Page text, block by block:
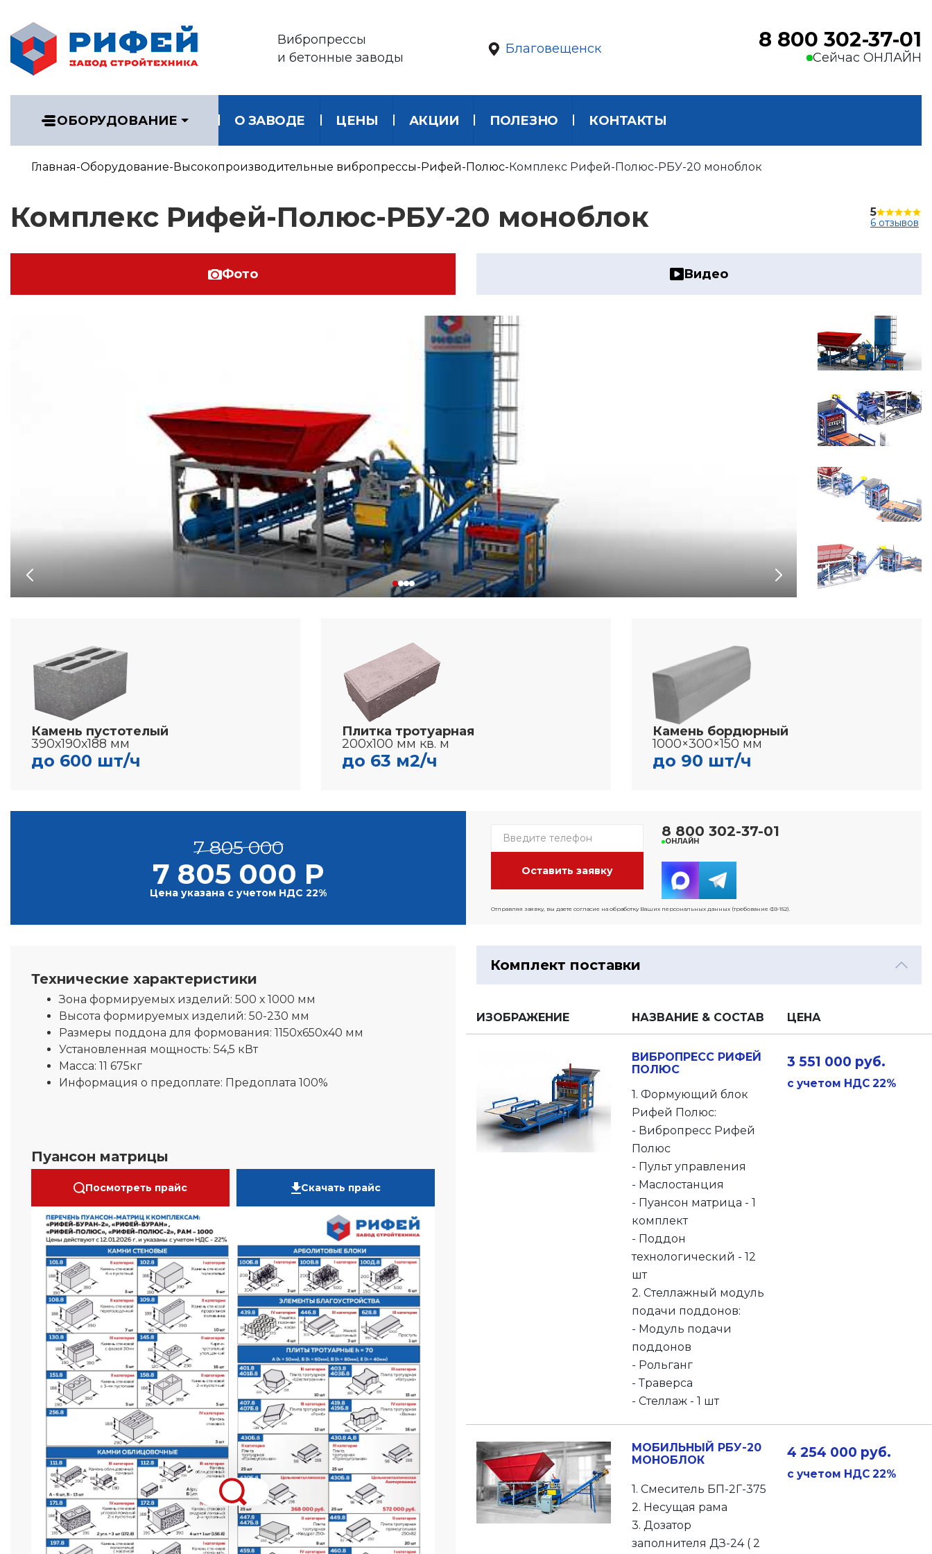
Вибропрессы
и бетонные заводы
Благовещенск 8 800 302-37-01
Сейчас ОНЛАЙН
ОБОРУДОВАНИЕ О ЗАВОДЕ ЦЕНЫ АКЦИИ ПОЛЕЗНО КОНТАКТЫ
Главная Оборудование Высокопроизводительные вибропрессы Рифей-Полюс Комплекс Рифей-Полюс-РБУ-20 моноблок
Комплекс Рифей-Полюс-РБУ-20 моноблок 5
6 отзывов
Фото Видео
Камень пустотелый
390х190х188 мм
до 600 шт/ч
Плитка тротуарная
200х100 мм кв. м
до 63 м2/ч
Камень бордюрный
1000×300×150 мм
до 90 шт/ч
7 805 000
7 805 000 Р
Цена указана с учетом НДС 22%
8 800 302-37-01
ОНЛАЙН
Отправляя заявку, вы даете согласие на обработку Ваших персональных данных (требование ФЗ-152).
Технические характеристики
Зона формируемых изделий: 500 х 1000 мм
Высота формируемых изделий: 50-230 мм
Размеры поддона для формования: 1150х650х40 мм
Установленная мощность: 54,5 кВт
Масса: 11 675кг
Информация о предоплате: Предоплата 100%
Пуансон матрицы
Посмотреть прайс Скачать прайс
Комплект поставки
ИЗОБРАЖЕНИЕ НАЗВАНИЕ & СОСТАВ ЦЕНА
ВИБРОПРЕСС РИФЕЙ
ПОЛЮС
1. Формующий блок
Рифей Полюс:
- Вибропресс Рифей
Полюс
- Пульт управления
- Маслостанция
- Пуансон матрица - 1
комплект
- Поддон
технологический - 12
шт
2. Стеллажный модуль
подачи поддонов:
- Модуль подачи
поддонов
- Рольганг
- Траверса
- Стеллаж - 1 шт
3 551 000 руб.
с учетом НДС 22%
МОБИЛЬНЫЙ РБУ-20
МОНОБЛОК
1. Смеситель БП-2Г-375
2. Несущая рама
3. Дозатор
заполнителя ДЗ-24 ( 2
4 254 000 руб.
с учетом НДС 22%